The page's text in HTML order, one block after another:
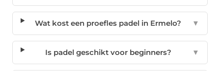
Wat kost een proefles padel in Ermelo? ▼
Is padel geschikt voor beginners? ▼